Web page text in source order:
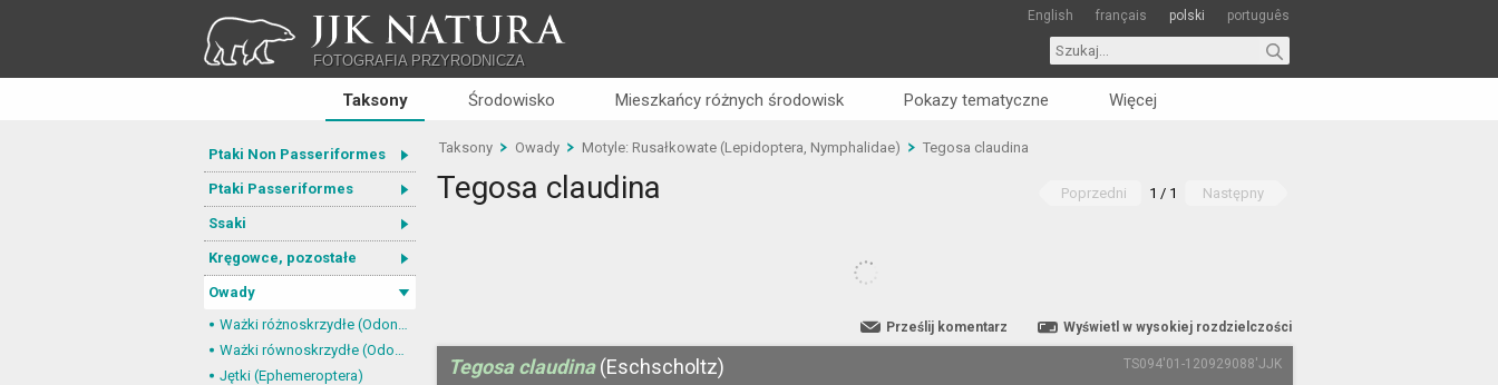
JJK NATURA
FOTOGRAFIA PRZYRODNICZA
English français polski português
Taksony Środowisko Mieszkańcy różnych środowisk Pokazy tematyczne Więcej
Ptaki Non Passeriformes
Ptaki Passeriformes
Ssaki
Kręgowce, pozostałe
Owady
Ważki różnoskrzydłe (Odonata, Anisoptera)
Ważki równoskrzydłe (Odonata, Zygoptera)
Jętki (Ephemeroptera)
Taksony Owady Motyle: Rusałkowate (Lepidoptera, Nymphalidae) Tegosa claudina
Tegosa claudina Poprzedni 1 / 1 Następny
Wyświetl w wysokiej rozdzielczości
Prześlij komentarz
Tegosa claudina (Eschscholtz) TS094'01-120929088'JJK